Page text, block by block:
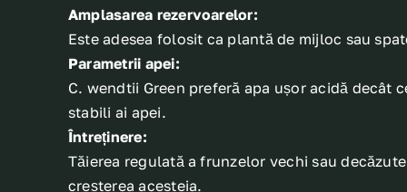
Amplasarea rezervoarelor:
Este adesea folosit ca plantă de mijloc sau
Parametrii apei:
C. wendtii Green preferă apa ușor acidă decât
stabili ai apei.
Întreținere:
Tăierea regulată a frunzelor vechi sau
creșterea acesteia.